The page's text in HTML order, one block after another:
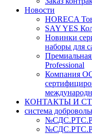
Новости
HORECA
SAY YES
Новинки
наборы для
Professional
Компания
КОНТАКТЫ И
система